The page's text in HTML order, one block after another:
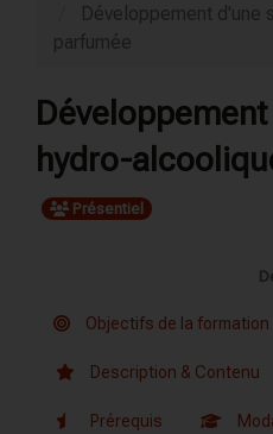
Développement d'une
parfumée
hydro-
Présentiel
Objectifs de la formation
Description & Contenu
Prérequis